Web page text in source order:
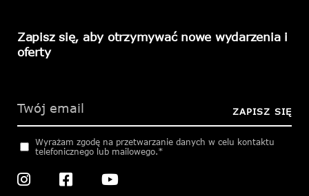
e
n
a
Zapisz się, aby otrzymywać nowe wydarzenia i
oferty
this
ZAPISZ SIĘ
Wyrażam zgodę na przetwarzanie danych w celu kontaktu
telefonicznego lub mailowego.*